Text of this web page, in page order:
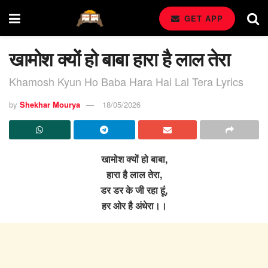
GET APP
खामोश क्यों हो बाबा हारा है लाल तेरा
Khamosh Kyun Ho Baba Hara Hai Lal Tera Lyrics
by Shekhar Mourya 18/05/2026
खामोश क्यों हो बाबा,
हारा है लाल तेरा,
डर डर के जी रहा हूं,
हर ओर है अंधेरा।।